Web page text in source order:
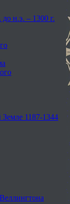
н.э. – 1300 г.
1187-1344